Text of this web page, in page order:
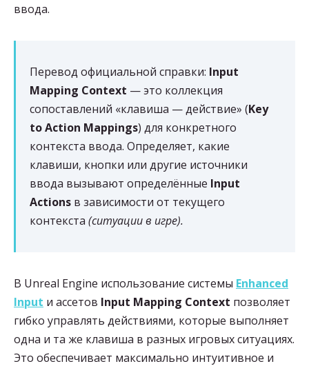
ввода.
Перевод официальной справки: Input
Mapping Context — это коллекция
сопоставлений «клавиша — действие» (Key
to Action Mappings) для конкретного
контекста ввода. Определяет, какие
клавиши, кнопки или другие источники
ввода вызывают определённые Input
Actions в зависимости от текущего
контекста (ситуации в игре).
В Unreal Engine использование системы Enhanced
Input и ассетов Input Mapping Context позволяет
гибко управлять действиями, которые выполняет
одна и та же клавиша в разных игровых ситуациях.
Это обеспечивает максимально интуитивное и